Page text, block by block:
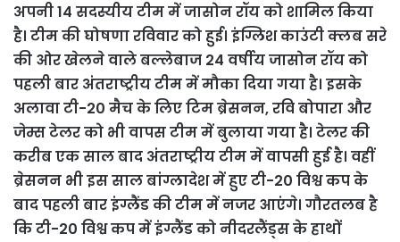
अपनी 14 सदस्यीय टीम में जासोन रॉय को शामिल किया
है। टीम की घोषणा रविवार को हुई। इंग्लिश काउंटी क्लब सरे
की ओर खेलने वाले बल्लेबाज 24 वर्षीय जासोन रॉय को
पहली बार अंतराष्ट्रीय टीम में मौका दिया गया है। इसके
अलावा टी-20 मैच के लिए टिम ब्रेसनन, रवि बोपारा और
जेम्स टेलर को भी वापस टीम में बुलाया गया है। टेलर की
करीब एक साल बाद अंतराष्ट्रीय टीम में वापसी हुई है। वहीं
ब्रेसनन भी इस साल बांग्लादेश में हुए टी-20 विश्व कप के
बाद पहली बार इंग्लैंड की टीम में नजर आएंगे। गौरतलब है
कि टी-20 विश्व कप में इंग्लैंड को नीदरलैंड्स के हाथों